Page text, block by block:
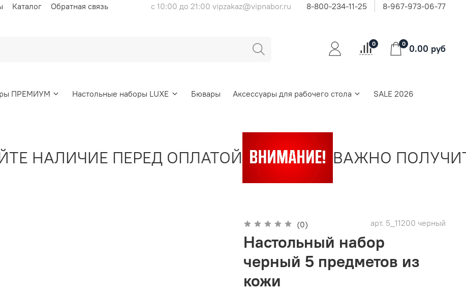
Каталог Обратная связь с 10:00 до 21:00 vipzakaz@vipnabor.ru 8-800-234-11-25 8-967-973-06-77
0 0 0.00 руб
ПРЕМИУМ Настольные наборы LUXE Бювары Аксессуары для рабочего стола
SALE 2026
НАЛИЧИЕ ПЕРЕД ОПЛАТОЙ ВАЖНО ПОЛУЧИТЬ
(0) арт. 5_11200 черный
Настольный набор
черный 5 предметов из
кожи